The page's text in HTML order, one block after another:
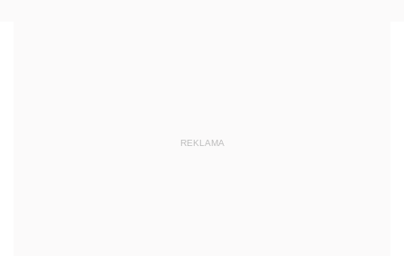
REKLAMA